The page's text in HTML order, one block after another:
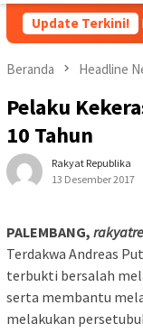
Update Terkini!
Diatas Sofa?
Beranda Headline
Pelaku
10 Tahun
Rakyat Republika
13 Desember 2017
PALEMBANG,
Terdakwa Andreas
terbukti bersalah
serta membantu
melakukan